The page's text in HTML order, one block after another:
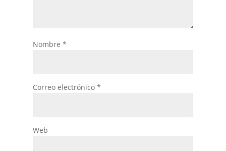
Nombre *
Correo electrónico *
Web